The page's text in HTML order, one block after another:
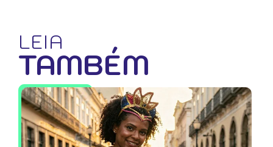
LEIA
TAMBÉM